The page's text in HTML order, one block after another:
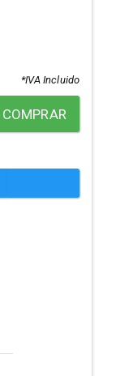
*IVA Incluido
COMPRAR